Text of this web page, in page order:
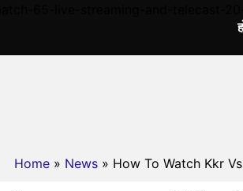
65-live-streaming-and-telecast-
Home » News » How To Watch Kkr